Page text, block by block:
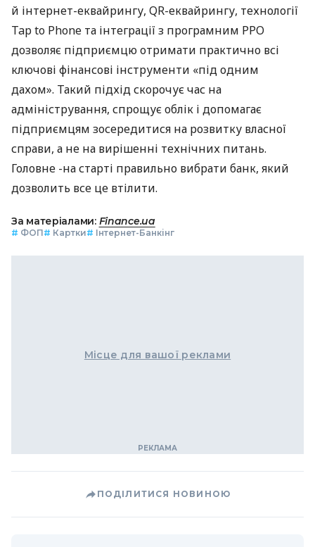
й інтернет-еквайрингу, QR-еквайрингу, технології
Tap to Phone та інтеграції з програмним РРО
дозволяє підприємцю отримати практично всі
ключові фінансові інструменти «під одним
дахом». Такий підхід скорочує час на
адміністрування, спрощує облік і допомагає
підприємцям зосередитися на розвитку власної
справи, а не на вирішенні технічних питань.
Головне -на старті правильно вибрати банк, який
дозволить все це втілити.
За матеріалами: Finance.ua
# ФОП# Картки# Інтернет-Банкінг
Місце для вашої реклами
ПОДІЛИТИСЯ НОВИНОЮ